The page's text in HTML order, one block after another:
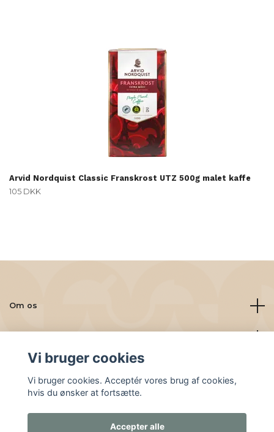
Arvid Nordquist Classic Franskrost UTZ 500g malet kaffe
105 DKK
Om os
Vi bruger cookies
Vi bruger cookies. Acceptér vores brug af cookies,
hvis du ønsker at fortsætte.
Accepter alle